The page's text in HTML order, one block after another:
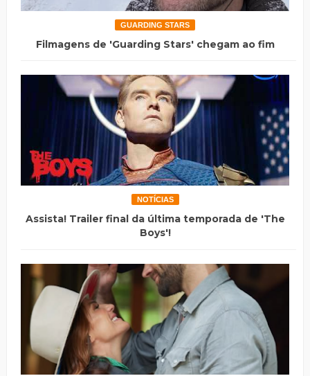
GUARDING STARS
Filmagens de 'Guarding Stars' chegam ao fim
NOTÍCIAS
Assista! Trailer final da última temporada de 'The
Boys'!